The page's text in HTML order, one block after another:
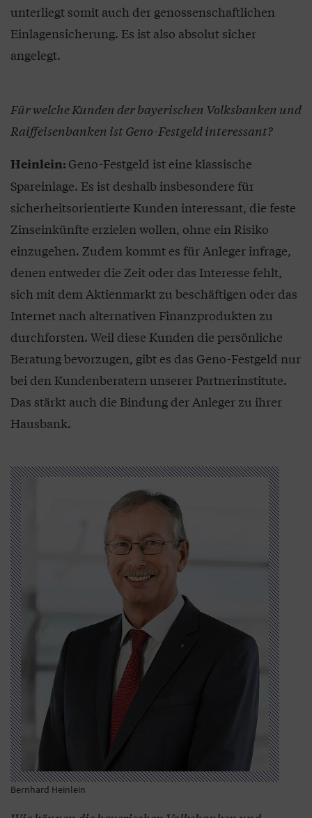
unterliegt somit auch der genossenschaftlichen
Einlagensicherung. Es ist also absolut sicher
angelegt.
Für welche Kunden der bayerischen Volksbanken und
Raiffeisenbanken ist Geno-Festgeld interessant?
Heinlein: Geno-Festgeld ist eine klassische
Spareinlage. Es ist deshalb insbesondere für
sicherheitsorientierte Kunden interessant, die feste
Zinseinkünfte erzielen wollen, ohne ein Risiko
einzugehen. Zudem kommt es für Anleger infrage,
denen entweder die Zeit oder das Interesse fehlt,
sich mit dem Aktienmarkt zu beschäftigen oder das
Internet nach alternativen Finanzprodukten zu
durchforsten. Weil diese Kunden die persönliche
Beratung bevorzugen, gibt es das Geno-Festgeld nur
bei den Kundenberatern unserer Partnerinstitute.
Das stärkt auch die Bindung der Anleger zu ihrer
Hausbank.
Bernhard Heinlein